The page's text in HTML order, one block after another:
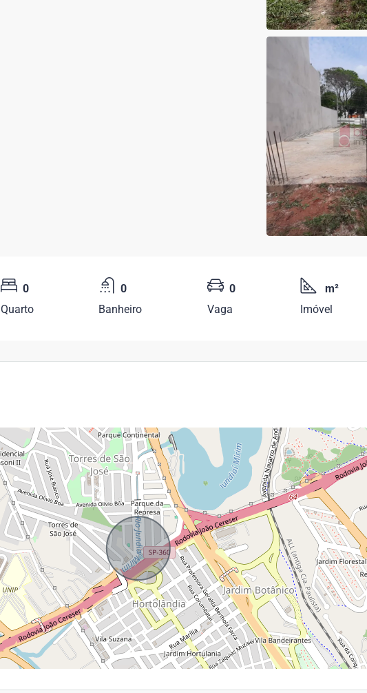
0
Quarto
0
Banheiro
0
Vaga
m²
Imóvel